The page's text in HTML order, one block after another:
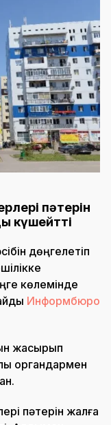
пәтерін
күшейтті
дөңгелетіп
көлемінде
Информбюро
жасырып
органдармен
пәтерін жалға